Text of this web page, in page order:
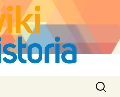
Buscar: